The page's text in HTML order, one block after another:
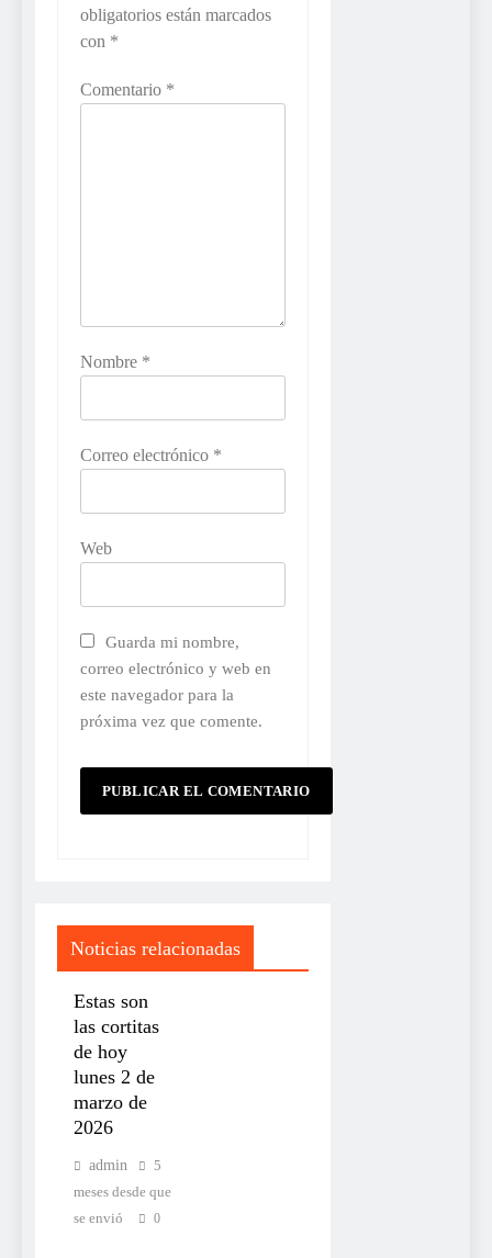
obligatorios están marcados
con *
Comentario *
Nombre *
Correo electrónico *
Web
Guarda mi nombre,
correo electrónico y web en
este navegador para la
próxima vez que comente.
Noticias relacionadas
Estas son
las cortitas
de hoy
lunes 2 de
marzo de
2026
admin
5
meses desde que
se envió
0